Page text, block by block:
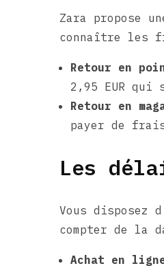
Zara propose
connaître les
Retour en
2,95 EUR qui
Retour en
payer de
Les
Vous disposez
compter de la
Achat en